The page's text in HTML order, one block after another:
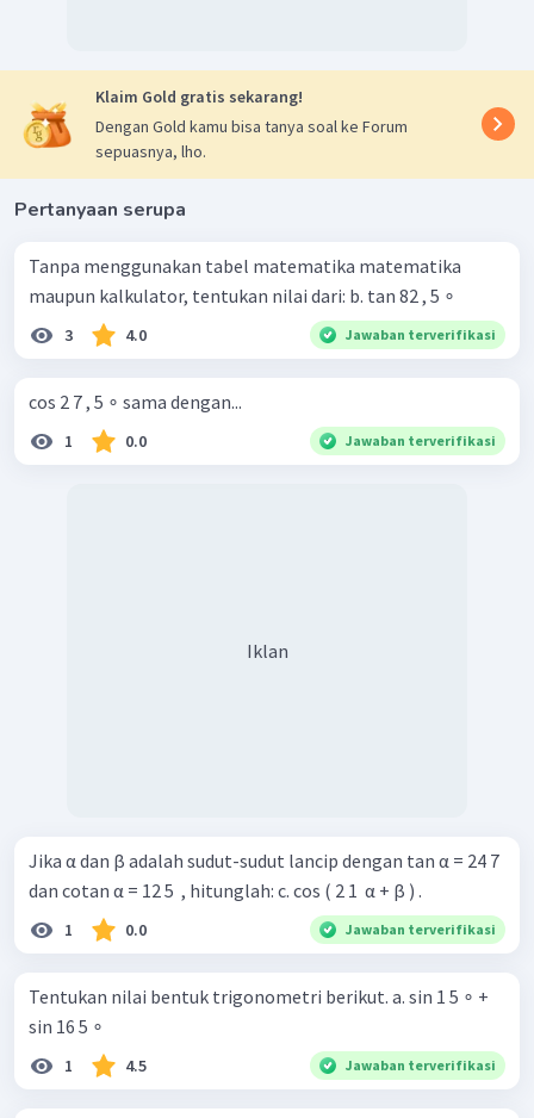
Klaim Gold gratis sekarang!
Dengan Gold kamu bisa tanya soal ke Forum
sepuasnya, lho.
Pertanyaan serupa
Tanpa menggunakan tabel matematika matematika
maupun kalkulator, tentukan nilai dari: b. tan 82 , 5 ∘
3 4.0 Jawaban terverifikasi
cos 2 7 , 5 ∘ sama dengan...
1 0.0 Jawaban terverifikasi
Iklan
Jika α dan β adalah sudut-sudut lancip dengan tan α = 24 7 ​
dan cotan α = 12 5 ​ , hitunglah: c. cos ( 2 1 ​ α + β ) .
1 0.0 Jawaban terverifikasi
Tentukan nilai bentuk trigonometri berikut. a. sin 1 5 ∘ +
sin 16 5 ∘
1 4.5 Jawaban terverifikasi